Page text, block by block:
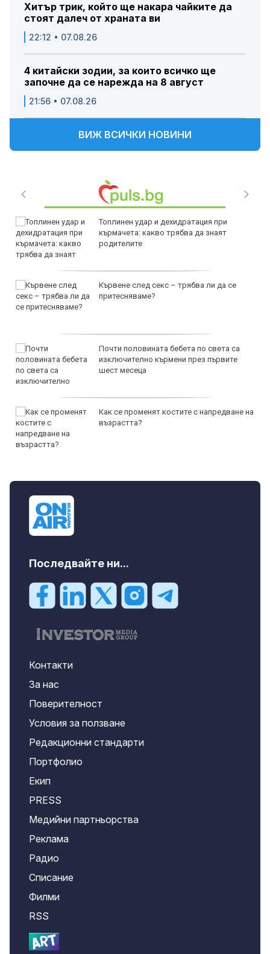
Хитър трик, който ще накара чайките да
стоят далеч от храната ви
22:12 • 07.08.26
4 китайски зодии, за които всичко ще
започне да се нарежда на 8 август
21:56 • 07.08.26
ВИЖ ВСИЧКИ НОВИНИ
Топлинен удар и дехидратация при
кърмачета: какво трябва да знаят
родителите
Кървене след секс – трябва ли да се
притесняваме?
Почти половината бебета по света са
изключително кърмени през първите
шест месеца
Как се променят костите с напредване на
възрастта?
Последвайте ни...
Контакти
За нас
Поверителност
Условия за ползване
Редакционни стандарти
Портфолио
Екип
PRESS
Медийни партньорства
Реклама
Радио
Списание
Филми
RSS